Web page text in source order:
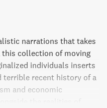
narrations that takes
this collection of moving
individuals inserts
terrible recent history of a
and economic